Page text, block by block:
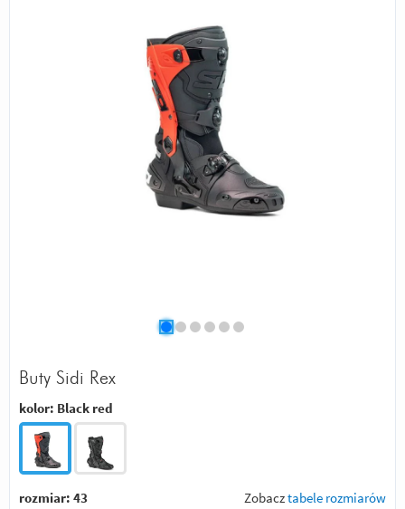
Buty Sidi Rex
kolor: Black red
rozmiar: 43 Zobacztabele rozmiarów